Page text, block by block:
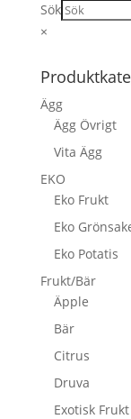
Sök
×
Ägg
Ägg Övrigt
Vita Ägg
EKO
Eko Frukt
Eko
Eko Potatis
Frukt/Bär
Äpple
Bär
Citrus
Druva
Exotisk Frukt